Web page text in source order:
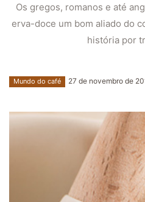
Os gregos, romanos e até
erva-doce um bom aliado do
história por
Mundo do café 27 de novembro de